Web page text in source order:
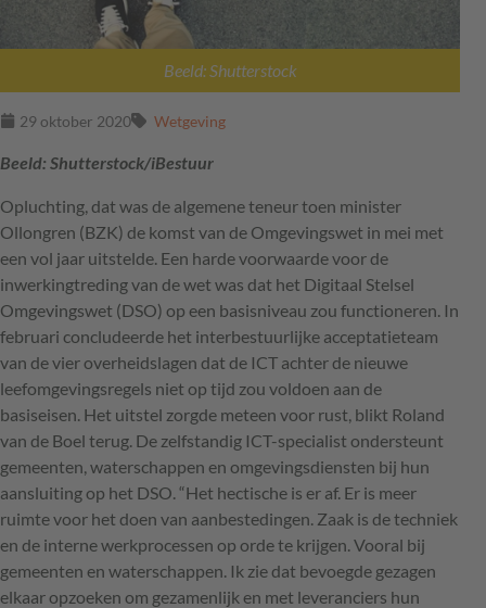
Beeld: Shutterstock
29 oktober 2020 Wetgeving
Beeld: Shutterstock/iBestuur
Opluchting, dat was de algemene teneur toen minister
Ollongren (BZK) de komst van de Omgevingswet in mei met
een vol jaar uitstelde. Een harde voorwaarde voor de
inwerkingtreding van de wet was dat het Digitaal Stelsel
Omgevingswet (DSO) op een basisniveau zou functioneren. In
februari concludeerde het interbestuurlijke acceptatieteam
van de vier overheidslagen dat de ICT achter de nieuwe
leefomgevingsregels niet op tijd zou voldoen aan de
basiseisen. Het uitstel zorgde meteen voor rust, blikt Roland
van de Boel terug. De zelfstandig ICT-specialist ondersteunt
gemeenten, waterschappen en omgevingsdiensten bij hun
aansluiting op het DSO . “Het hectische is er af. Er is meer
ruimte voor het doen van aanbestedingen. Zaak is de techniek
en de interne werkprocessen op orde te krijgen. Vooral bij
gemeenten en waterschappen. Ik zie dat bevoegde gezagen
elkaar opzoeken om gezamenlijk en met leveranciers hun